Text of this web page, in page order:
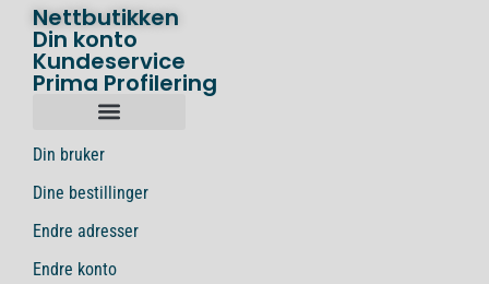
Nettbutikken
Din konto
Kundeservice
Prima Profilering
Din bruker
Dine bestillinger
Endre adresser
Endre konto